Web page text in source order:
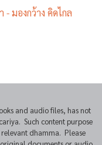
- มองกว้าง คิดไกล
and audio files, has not
Such content purpose
dhamma. Please